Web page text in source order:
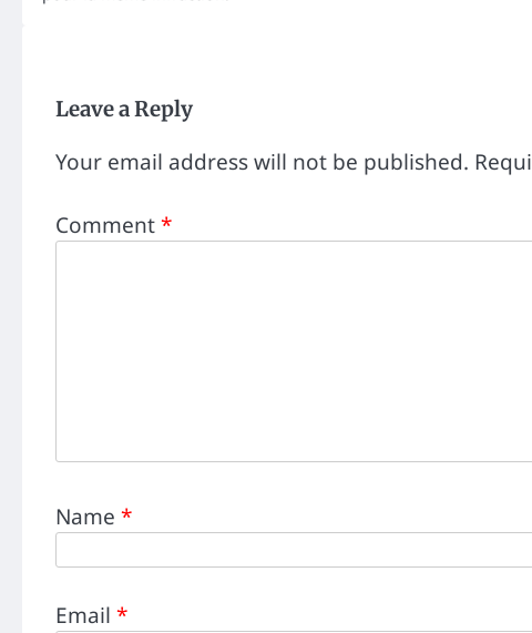
Leave a Reply
Your email address will not be published.
Comment*
Name *
Email *